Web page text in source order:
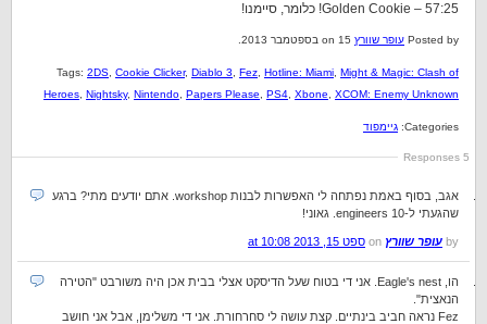
57:25 – Golden Cookie! כלומר, סיימנו!
Posted by עופר שוורץ
Tags: 2DS Cookie Clicker, Diablo 3 Fez Hotline: Miami Might & Magic: Clash of
Heroes Nightsky, Nintendo Papers Please PS4 Xbone XCOM: Enemy Unknown
Categories: גיימפוד
5 Responses
אגב, בסוף באמת נפתחה לי האפשרות לבנות workshop. אתם יודעים מתי? ברגע
שהגעתי ל-10 engineers. גאוני!
by עופר שוורץ ספט 15, 2013 at 10:08
הו, Eagle's nest. אני די בטוח שעל הדיסקט אצלי בבית אכן היה משורבט "הטירה
הנאצית".
Fez נראה חביב בינתיים. קצת עושה לי סחרחורת. אני די משלימן, אבל אני חושב